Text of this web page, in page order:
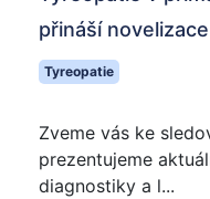
přináší
Tyreopatie
Zveme vás ke
prezentujeme
diagnostiky a l...